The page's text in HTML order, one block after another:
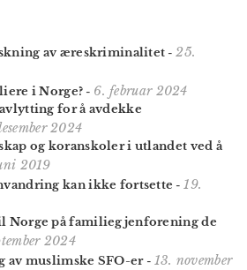
av æreskriminalitet -25.
i Norge? - 6. februar 2024
for å avdekke
2024
og koranskoler i utlandet ved å
2019
kan ikke fortsette -19.
Norge på familie­gjenforening de
2024
av muslimske SFO-er- 13. november